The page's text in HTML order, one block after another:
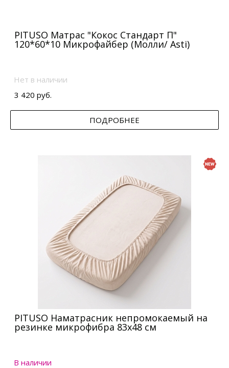
PITUSO Матрас "Кокос Стандарт П"
120*60*10 Микрофайбер (Молли/ Asti)
Нет в наличии
3 420 руб.
ПОДРОБНЕЕ
PITUSO Наматрасник непромокаемый на
резинке микрофибра 83х48 см
В наличии